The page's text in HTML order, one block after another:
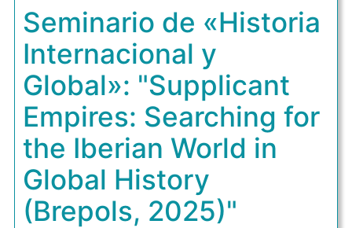
Seminario de «Historia
Internacional y
Global»: "Supplicant
Empires: Searching for
the Iberian World in
Global History
(Brepols, 2025)"